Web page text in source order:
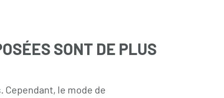
SONT DE PLUS
Cependant, le mode de